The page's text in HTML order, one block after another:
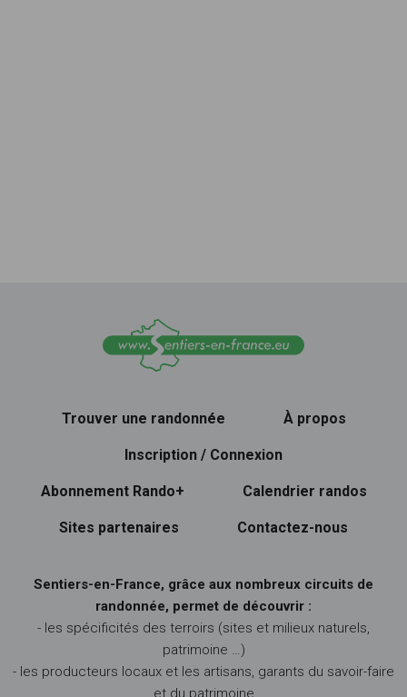
Trouver une randonnée À propos
Inscription / Connexion
Abonnement Rando+ Calendrier randos
Sites partenaires Contactez-nous
Sentiers-en-France, grâce aux nombreux circuits de
randonnée, permet de découvrir :
- les spécificités des terroirs (sites et milieux naturels,
patrimoine …)
- les producteurs locaux et les artisans, garants du savoir-faire
et du patrimoine